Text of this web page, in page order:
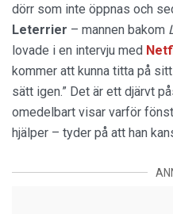
dörr som inte öppnas och
Leterrier – mannen bakom
lovade i en intervju med
kommer att kunna titta på
sätt igen.” Det är ett djärvt
omedelbart visar varför
hjälper – tyder på att han